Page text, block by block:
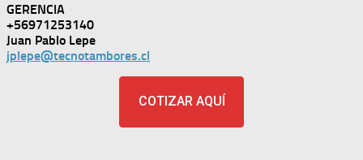
GERENCIA
+56971253140
Juan Pablo Lepe
jplepe@tecnotambores.cl
COTIZAR AQUÍ